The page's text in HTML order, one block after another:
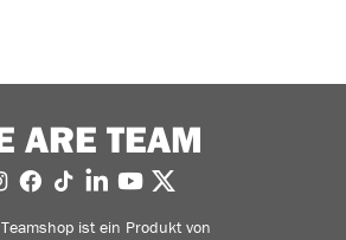
ARE TEAM
ist ein Produkt von